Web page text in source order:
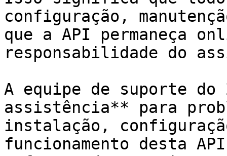
configuração,
que a API permaneça
responsabilidade do
A equipe de suporte do
assistência** para
instalação,
funcionamento desta